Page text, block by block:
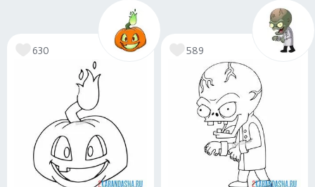
630 589